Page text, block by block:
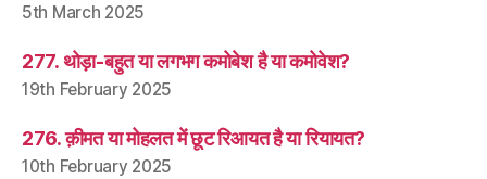
5th March 2025
277. थोड़ा-बहुत या लगभग कमोबेश है या कमोवेश?
19th February 2025
276. क़ीमत या मोहलत में छूट रिआयत है या रियायत?
10th February 2025